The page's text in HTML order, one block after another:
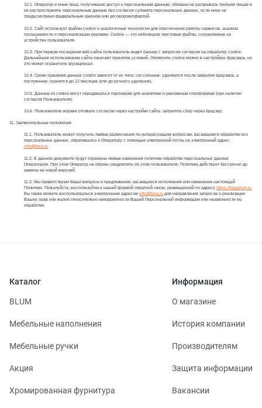
10.1. Оператор и иные лица, получившие доступ к персональным данным, обязаны не раскрывать третьим лицам и
не распространять персональные данные без согласия субъекта персональных данных, если иное не
предусмотрено федеральным законом или договором/офертой.
10.2. Сайт использует файлы cookie и аналогичные технологии для обеспечения работы сервисов, анализа
посещаемости и персонализации рекламы. Cookie — это небольшие текстовые файлы, сохраняемые на
устройстве пользователя.
10.3. При первом посещении веб-сайта пользователь видит баннер с запросом согласия на обработку cookie.
Дальнейшее использование сайта означает принятие условий. Отключить cookie можно в настройках браузера, но
это может ограничить функционал.
10.4. Сроки хранения данных cookie зависит от их типа: сессионные: удаляются после закрытия браузера, а
постоянные: хранятся до 12 месяцев (или до ручного удаления).
10.5. Данные из cookie могут передаваться партнерам для аналитики и рекламным платформам (при наличии
согласия Пользователя).
10.6. Пользователь вправе отозвать согласие через настройки сайта. запретить сбор через браузер.
11. Заключительные положения
11.1. Пользователь может получить любые разъяснения по интересующим вопросам, касающимся обработки его
персональных данных, обратившись к Оператору с помощью электронной почты на электронный адрес:
info@fiera.ru
11.2. В данном документе будут отражены любые изменения политики обработки персональных данных
Оператором. При этом Оператор не обязан уведомлять об этом пользователя. Политика действует бессрочно до
замены ее новой версией.
11.3. Мы приветствуем Ваши вопросы и предложения, касающиеся исполнения или изменения настоящей
Политики. Пожалуйста, воспользуйтесь нашей формой обратной связи, размещенной по адресу https://fierashop.ru
Вы также можете воспользоваться электронным адресом info@fiera.ru для направления запросов о реализации
Ваших прав или жалоб относительно некорректности Вашей Персональной информации или незаконности ее
обработки.
Каталог
BLUM
Мебельные наполнения
Мебельные ручки
Акция
Хромированная фурнитура
Информация
О магазине
История компании
Производителям
Защита информации
Вакансии